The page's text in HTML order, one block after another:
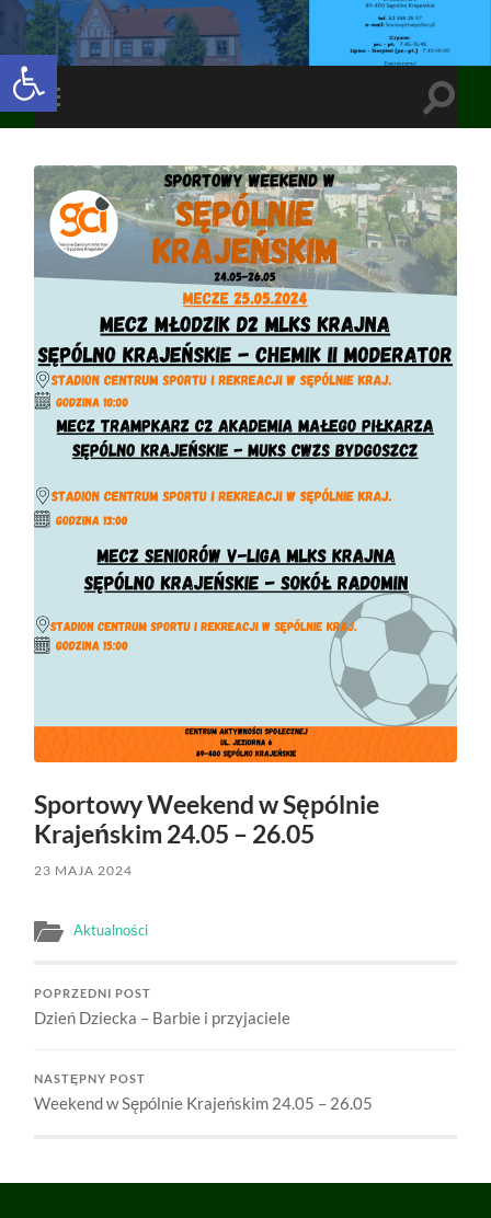
Open toolbar
Toggle
mobile
Toggle
Sportowy Weekend w Sępólnie
Krajeńskim 24.05 – 26.05
23 MAJA 2024
Aktualności
POPRZEDNI POST
Dzień Dziecka – Barbie i przyjaciele
NASTĘPNY POST
Weekend w Sępólnie Krajeńskim 24.05 – 26.05